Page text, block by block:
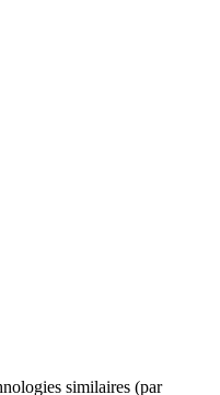
similaires (par